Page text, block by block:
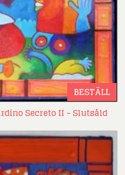
BESTÄLL
Secreto II – Slutsåld